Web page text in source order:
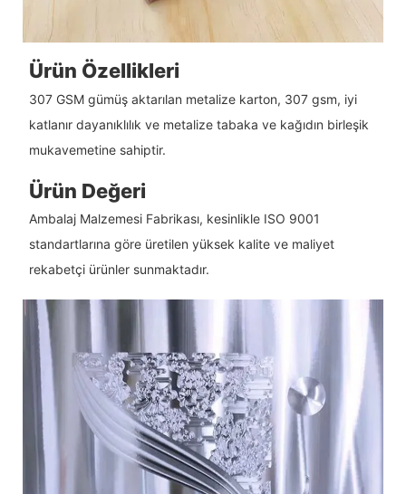
Ürün Özellikleri
307 GSM gümüş aktarılan metalize karton, 307 gsm, iyi
katlanır dayanıklılık ve metalize tabaka ve kağıdın birleşik
mukavemetine sahiptir.
Ürün Değeri
Ambalaj Malzemesi Fabrikası, kesinlikle ISO 9001
standartlarına göre üretilen yüksek kalite ve maliyet
rekabetçi ürünler sunmaktadır.